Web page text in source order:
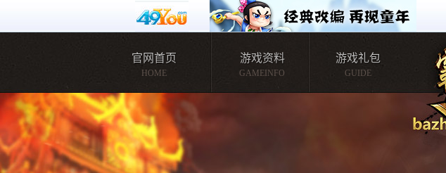
官网首页
HOME
游戏资料
GAMEINFO
游戏礼包
GUIDE